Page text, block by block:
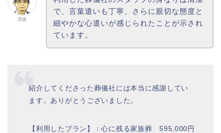
宮坂
で、言葉遣いも丁寧、さらに親切な態度と
細やかな心遣いが感じられたことが示され
ています。
紹介してくださった葬儀社には本当に感謝してい
ます。ありがとうございました。
【利用したプラン】：心に残る家族葬 595,000円